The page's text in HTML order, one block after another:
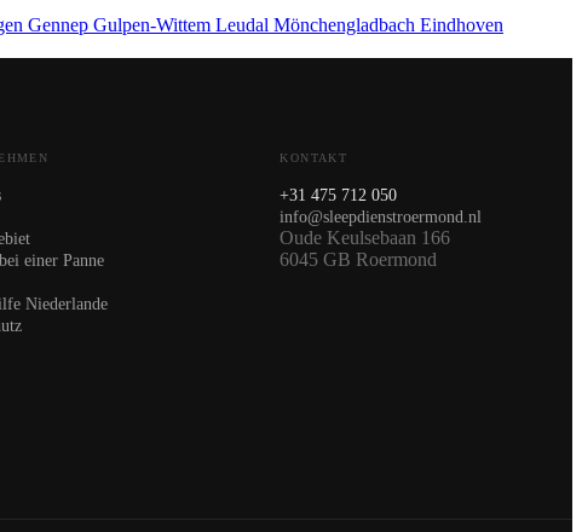
Gennep Gulpen-Wittem Leudal Mönchengladbach Eindhoven
einer Panne
Niederlande
KONTAKT
+31 475 712 050
info@sleepdienstroermond.nl
Oude Keulsebaan 166
6045 GB Roermond